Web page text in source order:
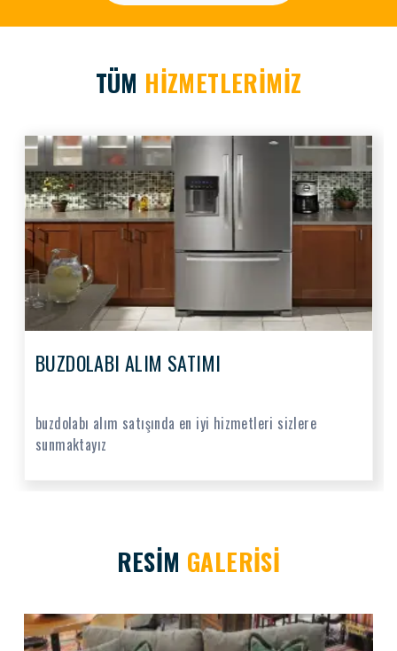
TÜM HİZMETLERİMİZ
BUZDOLABI ALIM SATIMI
buzdolabı alım satışında en iyi hizmetleri sizlere
sunmaktayız
RESİM GALERİSİ